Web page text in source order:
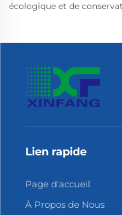
écologique et de
Lien rapide
Page d'accueil
À Propos de Nous